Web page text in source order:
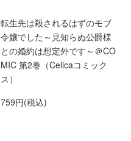
転生先は殺されるはずのモブ
令嬢でした～見知らぬ公爵様
との婚約は想定外です～＠CO
MIC 第2巻（Celicaコミック
ス）
759円(税込)